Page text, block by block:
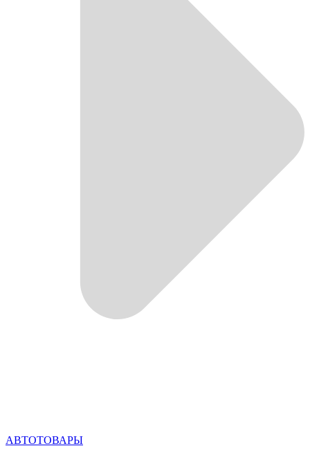
АВТОТОВАРЫ